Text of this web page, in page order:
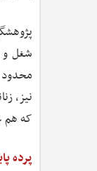
شغل و
نیز،
که هم
پرده